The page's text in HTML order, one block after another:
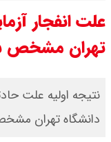
علت انفجار
تهران مشخص
نتیجه اولیه علت
دانشگاه تهران